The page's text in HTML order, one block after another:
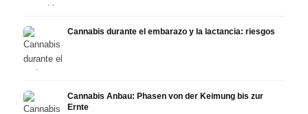
Cannabis durante el embarazo y la lactancia: riesgos
Cannabis Anbau: Phasen von der Keimung bis zur
Ernte